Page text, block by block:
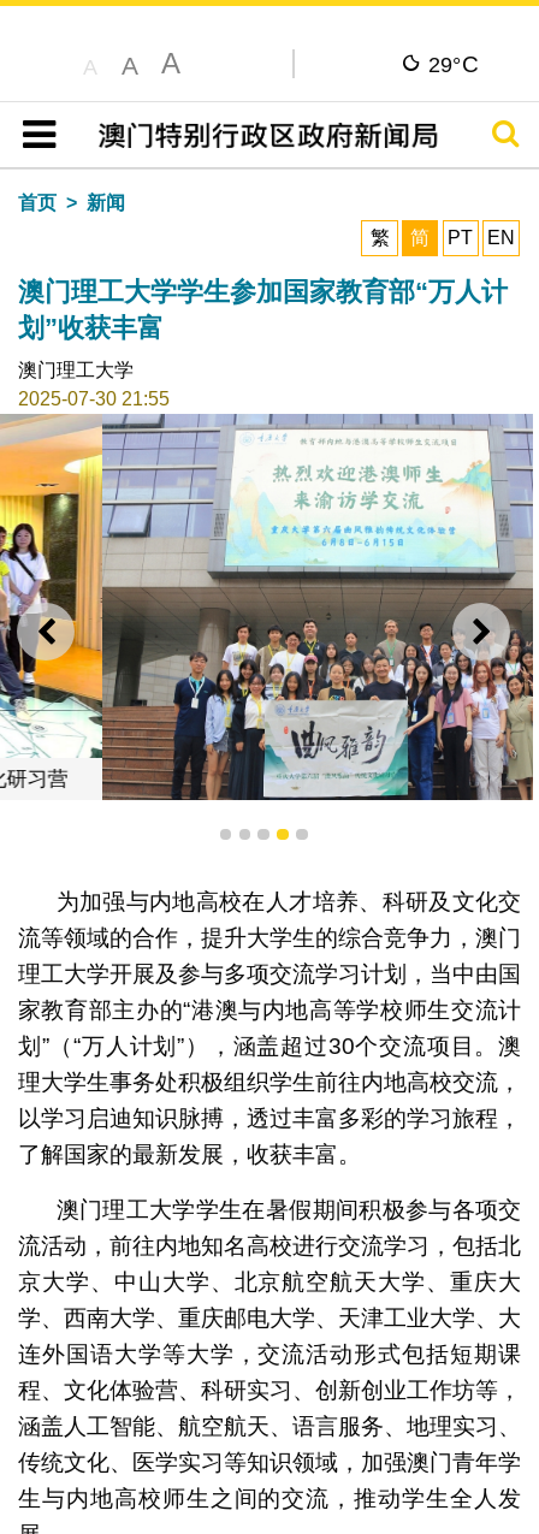
A A A 29°C
目录
搜寻
首页
新闻
繁
简 PT EN
澳门理工大学学生参加国家教育部“万人计
划”收获丰富
澳门理工大学
2025-07-30 21:55
上一则 下一
澳门理工大学学生参加“曲风雅韵”传统文化体验营体验传
1 2 3 4 5
为加强与内地高校在人才培养、科研及文化交
流等领域的合作，提升大学生的综合竞争力，澳门
理工大学开展及参与多项交流学习计划，当中由国
家教育部主办的“港澳与内地高等学校师生交流计
划”（“万人计划”），涵盖超过30个交流项目。澳
理大学生事务处积极组织学生前往内地高校交流，
以学习启迪知识脉搏，透过丰富多彩的学习旅程，
了解国家的最新发展，收获丰富。
澳门理工大学学生在暑假期间积极参与各项交
流活动，前往内地知名高校进行交流学习，包括北
京大学、中山大学、北京航空航天大学、重庆大
学、西南大学、重庆邮电大学、天津工业大学、大
连外国语大学等大学，交流活动形式包括短期课
程、文化体验营、科研实习、创新创业工作坊等，
涵盖人工智能、航空航天、语言服务、地理实习、
传统文化、医学实习等知识领域，加强澳门青年学
生与内地高校师生之间的交流，推动学生全人发